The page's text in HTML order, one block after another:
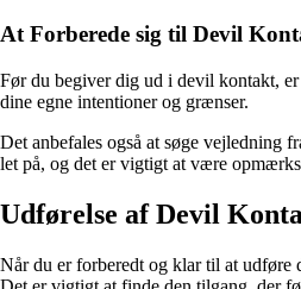
At Forberede sig til Devil
Før du begiver dig ud i devil kontakt,
dine egne intentioner og grænser.
Det anbefales også at søge vejledning
let på, og det er vigtigt at være
Udførelse af Devil
Når du er forberedt og klar til at udføre